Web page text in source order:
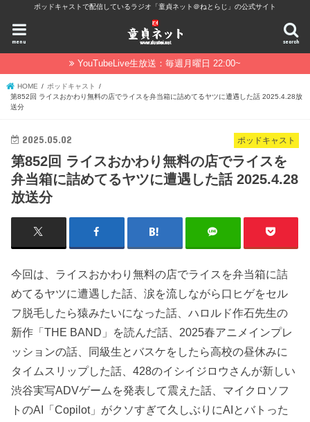
ポッドキャストで配信しているラジオ「童貞ネット＠ねとらじ」の公式サイト
search
menu
YouTubeLive生放送：毎週月曜日 22:00~
HOME
ポッドキャスト
第852回 ライスおかわり無料の店でライスを弁当箱に詰めてるヤツに遭遇した話 2025.4.28放
送分
ポッドキャスト
2025.05.02
第852回 ライスおかわり無料の店でライスを
弁当箱に詰めてるヤツに遭遇した話 2025.4.28
放送分
今回は、ライスおかわり無料の店でライスを弁当箱に詰
めてるヤツに遭遇した話、涙を流しながら口ヒゲをセル
フ脱毛したら猿みたいになった話、ハロルド作石先生の
新作「THE BAND」を読んだ話、2025春アニメインプレ
ッションの話、同級生とバスケをしたら高校の昼休みに
タイムスリップした話、428のイシイジロウさんが新しい
渋谷実写ADVゲームを発表して震えた話、マイクロソフ
トのAI「Copilot」がクソすぎて久しぶりにAIとバトった